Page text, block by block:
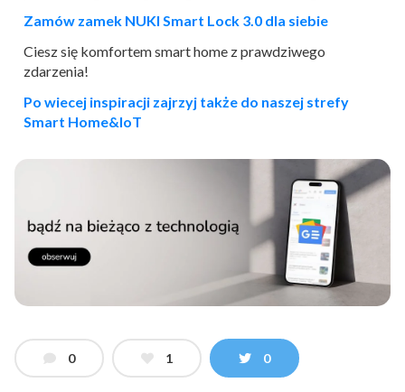
Zamów zamek NUKI Smart Lock 3.0 dla siebie
Ciesz się komfortem smart home z prawdziwego
zdarzenia!
Po wiecej inspiracji zajrzyj także do naszej strefy
Smart Home&IoT
0 1 0